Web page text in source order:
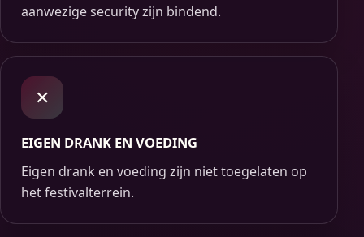
aanwezige security zijn bindend.
✕
EIGEN DRANK EN VOEDING
Eigen drank en voeding zijn niet toegelaten op
het festivalterrein.